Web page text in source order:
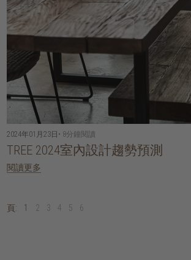
2024年01月23日 • 8分鐘閱讀
TREE 2024室內設計趨勢預測
閱讀更多
頁: 1 2 3 4 5 6